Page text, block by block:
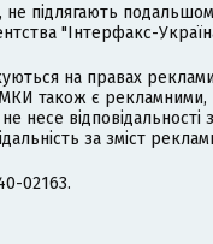
не підлягають
"Інтерфакс-
на правах
також є рекламними,
несе відповідальності
за зміст
02163.